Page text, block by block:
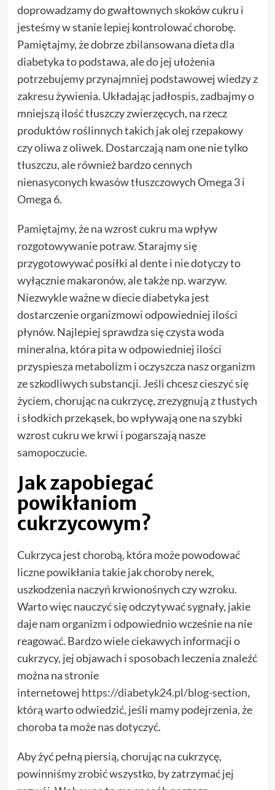
doprowadzamy do gwałtownych skoków cukru i
jesteśmy w stanie lepiej kontrolować chorobę.
Pamiętajmy, że dobrze zbilansowana dieta dla
diabetyka to podstawa, ale do jej ułożenia
potrzebujemy przynajmniej podstawowej wiedzy z
zakresu żywienia. Układając jadłospis, zadbajmy o
mniejszą ilość tłuszczy zwierzęcych, na rzecz
produktów roślinnych takich jak olej rzepakowy
czy oliwa z oliwek. Dostarczają nam one nie tylko
tłuszczu, ale również bardzo cennych
nienasyconych kwasów tłuszczowych Omega 3 i
Omega 6.
Pamiętajmy, że na wzrost cukru ma wpływ
rozgotowywanie potraw. Starajmy się
przygotowywać posiłki al dente i nie dotyczy to
wyłącznie makaronów, ale także np. warzyw.
Niezwykle ważne w diecie diabetyka jest
dostarczenie organizmowi odpowiedniej ilości
płynów. Najlepiej sprawdza się czysta woda
mineralna, która pita w odpowiedniej ilości
przyspiesza metabolizm i oczyszcza nasz organizm
ze szkodliwych substancji. Jeśli chcesz cieszyć się
życiem, chorując na cukrzycę, zrezygnują z tłustych
i słodkich przekąsek, bo wpływają one na szybki
wzrost cukru we krwi i pogarszają nasze
samopoczucie.
Jak zapobiegać
powikłaniom
cukrzycowym?
Cukrzyca jest chorobą, która może powodować
liczne powikłania takie jak choroby nerek,
uszkodzenia naczyń krwionośnych czy wzroku.
Warto więc nauczyć się odczytywać sygnały, jakie
daje nam organizm i odpowiednio wcześnie na nie
reagować. Bardzo wiele ciekawych informacji o
cukrzycy, jej objawach i sposobach leczenia znaleźć
można na stronie
internetowej https://diabetyk24.pl/blog-section,
którą warto odwiedzić, jeśli mamy podejrzenia, że
choroba ta może nas dotyczyć.
Aby żyć pełną piersią, chorując na cukrzycę,
powinniśmy zrobić wszystko, by zatrzymać jej